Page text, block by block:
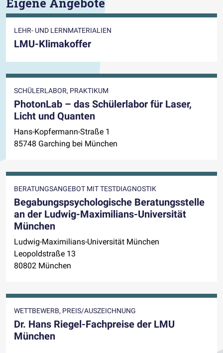
LEHR- UND LERNMATERIALIEN
LMU-Klimakoffer
SCHÜLERLABOR, PRAKTIKUM
PhotonLab – das Schülerlabor für Laser,
Licht und Quanten
Hans-Kopfermann-Straße 1
85748 Garching bei München
BERATUNGSANGEBOT MIT TESTDIAGNOSTIK
Begabungspsychologische Beratungsstelle
an der Ludwig-Maximilians-Universität
München
Ludwig-Maximilians-Universität München
Leopoldstraße 13
80802 München
WETTBEWERB, PREIS/AUSZEICHNUNG
Dr. Hans Riegel-Fachpreise der LMU
München